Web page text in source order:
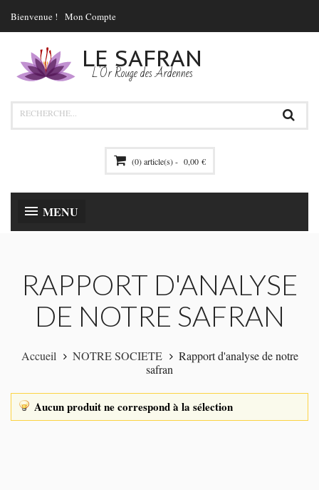
Bienvenue ! Mon Compte
LE SAFRAN
L'Or Rouge des Ardennes
(0) article(s) - 0,00 €
MENU
RAPPORT D'ANALYSE
DE NOTRE SAFRAN
Accueil NOTRE SOCIETE
Rapport d'analyse de notre
safran
Aucun produit ne correspond à la sélection